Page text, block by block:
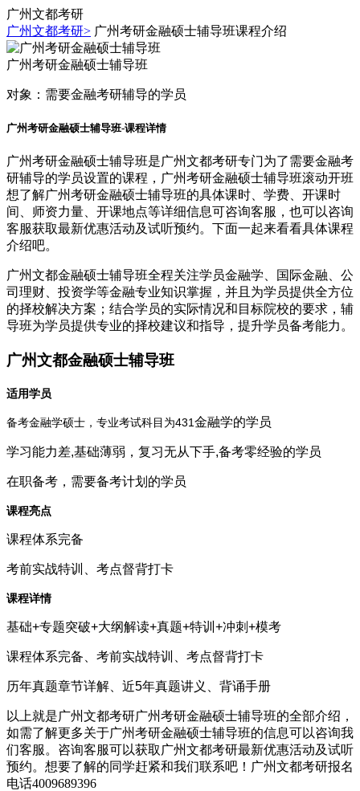
广州文都考研
广州文都考研> 广州考研金融硕士辅导班课程介绍
广州考研金融硕士辅导班
对象： 需要金融考研辅导的学员
广州考研金融硕士辅导班-课程详情
广州考研金融硕士辅导班是广州文都考研专门为了需要金融考
研辅导的学员设置的课程，广州考研金融硕士辅导班滚动开班
想了解广州考研金融硕士辅导班的具体课时、学费、开课时
间、师资力量、开课地点等详细信息可咨询客服，也可以咨询
客服获取最新优惠活动及试听预约。下面一起来看看具体课程
介绍吧。
广州文都金融硕士辅导班全程关注学员金融学、国际金融、公
司理财、投资学等金融专业知识掌握，并且为学员提供全方位
的择校解决方案；结合学员的实际情况和目标院校的要求，辅
导班为学员提供专业的择校建议和指导，提升学员备考能力。
广州文都金融硕士辅导班
适用学员
备考金融学硕士，专业考试科目为431金融学的学员
学习能力差,基础薄弱，复习无从下手,备考零经验的学员
在职备考，需要备考计划的学员
课程亮点
课程体系完备
考前实战特训、考点督背打卡
课程详情
基础+专题突破+大纲解读+真题+特训+冲刺+模考
课程体系完备、考前实战特训、考点督背打卡
历年真题章节详解、近5年真题讲义、背诵手册
以上就是广州文都考研广州考研金融硕士辅导班的全部介绍，
如需了解更多关于广州考研金融硕士辅导班的信息可以咨询我
们客服。咨询客服可以获取广州文都考研最新优惠活动及试听
预约。想要了解的同学赶紧和我们联系吧！广州文都考研报名
电话4009689396